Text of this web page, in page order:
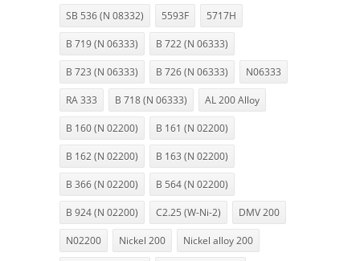
SB 536 (N 08332) 5593F 5717H
B 719 (N 06333) B 722 (N 06333)
B 723 (N 06333) B 726 (N 06333) N06333
RA 333 B 718 (N 06333) AL 200 Alloy
B 160 (N 02200) B 161 (N 02200)
B 162 (N 02200) B 163 (N 02200)
B 366 (N 02200) B 564 (N 02200)
B 924 (N 02200) C2.25 (W-Ni-2) DMV 200
N02200 Nickel 200 Nickel alloy 200